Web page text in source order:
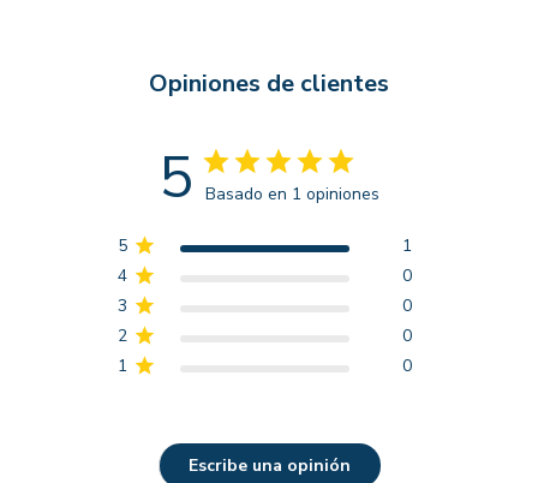
Opiniones de clientes
5 Basado en 1 opiniones
5
1
4
0
3
0
2
0
1
0
Escribe una opinión